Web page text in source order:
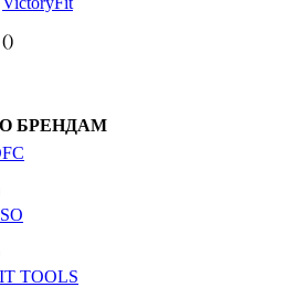
()
БРЕНДАМ
TOOLS